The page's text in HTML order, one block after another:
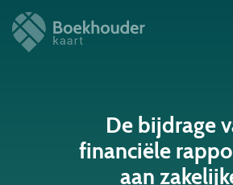
De bijdrage
financiële
aan